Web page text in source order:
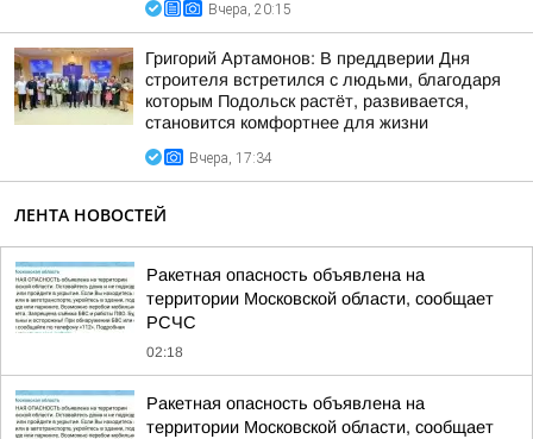
Вчера, 20:15
Григорий Артамонов: В преддверии Дня
строителя встретился с людьми, благодаря
которым Подольск растёт, развивается,
становится комфортнее для жизни
Вчера, 17:34
ЛЕНТА НОВОСТЕЙ
Ракетная опасность объявлена на
территории Московской области, сообщает
РСЧС
02:18
Ракетная опасность объявлена на
территории Московской области, сообщает